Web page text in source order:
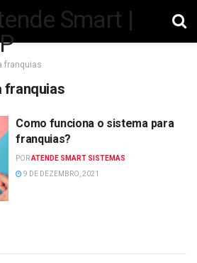
franquias
franquias
Como funciona o sistema para
franquias?
PORATENDE SMART SISTEMAS
9 DE DEZEMBRO, 2021